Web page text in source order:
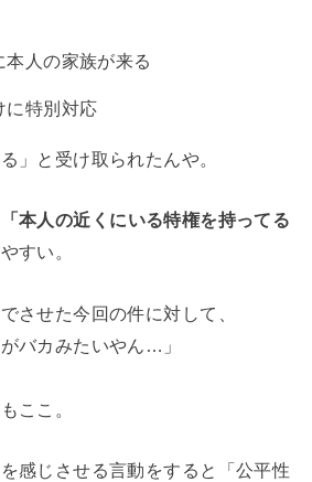
人の家族が来る
に特別対応
」と受け取られたんや。
「本人の近くにいる特権を持ってる
すい。
させた今回の件に対して、
バカみたいやん…」
ここ。
感じさせる言動をすると「公平性